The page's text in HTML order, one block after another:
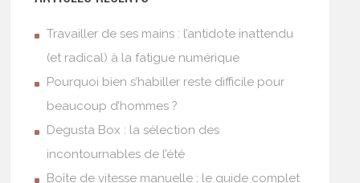
Travailler de ses mains : l’antidote inattendu
(et radical) à la fatigue numérique
Pourquoi bien s’habiller reste difficile pour
beaucoup d’hommes ?
Degusta Box : la sélection des
incontournables de l’été
Boîte de vitesse manuelle : le guide complet